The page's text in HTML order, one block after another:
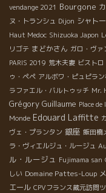
vendange 2021 Bourgone
ヌ・トランシュ Dijon シャト
Haut Medoc Shizuoka Japon
リゴテ まどかさん ガロ・ヴァ
PARIS 2019 荒木夫妻 ビスト
ゥ・ペペ アルボワ・ピュピラ
ラファエル・バルトゥッチ Mr.
Grégory Guillaume Place de
Monde Edouard Laffitte
ヴェ・プランタン 銀座 飯田橋
ラ・ヴィエルジュ・ルージュ
ル・ルージュ Fujimama san
しい Domaine Pattes-Loup
エール CPVフランス蔵元訪問